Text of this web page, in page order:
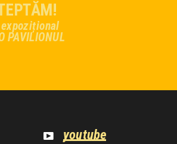
PAVILIONUL
youtube